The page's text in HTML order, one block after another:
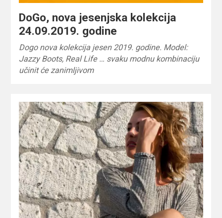
DoGo, nova jesenjska kolekcija
24.09.2019. godine
Dogo nova kolekcija jesen 2019. godine. Model:
Jazzy Boots, Real Life … svaku modnu kombinaciju
učinit će zanimljivom